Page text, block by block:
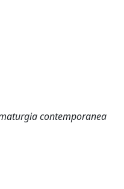
contemporanea